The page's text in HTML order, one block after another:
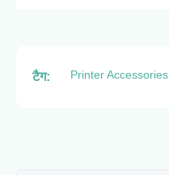
टैग: Printer Accessories